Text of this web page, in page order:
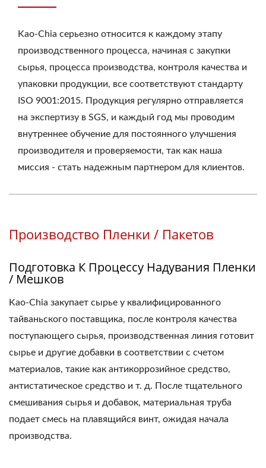
Kao-Chia серьезно относится к каждому этапу
производственного процесса, начиная с закупки
сырья, процесса производства, контроля качества и
упаковки продукции, все соответствуют стандарту
ISO 9001:2015. Продукция регулярно отправляется
на экспертизу в SGS, и каждый год мы проводим
внутреннее обучение для постоянного улучшения
производителя и проверяемости, так как наша
миссия - стать надежным партнером для клиентов.
Производство Пленки / Пакетов
Подготовка К Процессу Надувания Пленки
/ Мешков
Kao-Chia закупает сырье у квалифицированного
тайваньского поставщика, после контроля качества
поступающего сырья, производственная линия готовит
сырье и другие добавки в соответствии с счетом
материалов, такие как антикоррозийное средство,
антистатическое средство и т. д. После тщательного
смешивания сырья и добавок, материальная труба
подает смесь на плавящийся винт, ожидая начала
производства.